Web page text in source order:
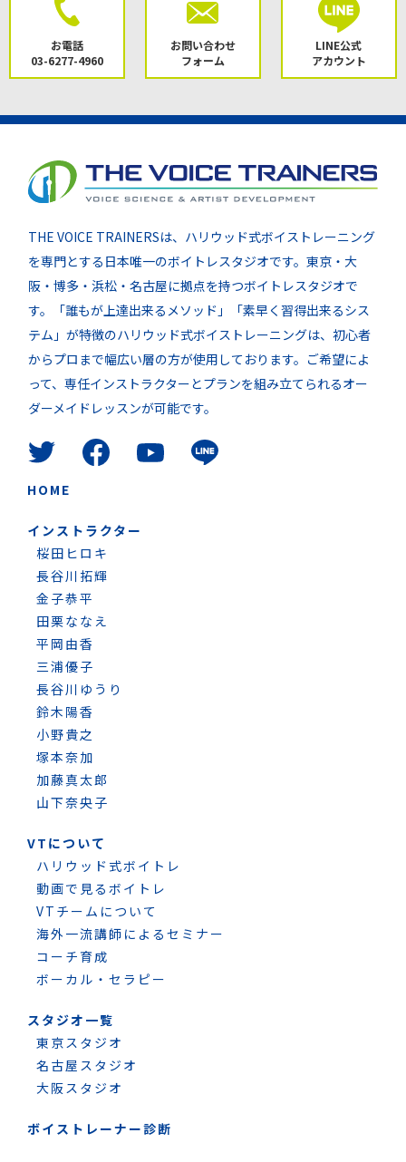
お電話
03-6277-4960
お問い合わせ
フォーム
LINE公式
アカウント
THE VOICE TRAINERSは、ハリウッド式ボイストレーニング
を専門とする日本唯一のボイトレスタジオです。東京・大
阪・博多・浜松・名古屋に拠点を持つボイトレスタジオで
す。「誰もが上達出来るメソッド」「素早く習得出来るシス
テム」が特徴のハリウッド式ボイストレーニングは、初心者
からプロまで幅広い層の方が使用しております。ご希望によ
って、専任インストラクターとプランを組み立てられるオー
ダーメイドレッスンが可能です。
HOME
インストラクター
桜田ヒロキ
長谷川拓輝
金子恭平
田栗ななえ
平岡由香
三浦優子
長谷川ゆうり
鈴木陽香
小野貴之
塚本奈加
加藤真太郎
山下奈央子
VTについて
ハリウッド式ボイトレ
動画で見るボイトレ
VTチームについて
海外一流講師によるセミナー
コーチ育成
ボーカル・セラピー
スタジオ一覧
東京スタジオ
名古屋スタジオ
大阪スタジオ
ボイストレーナー診断